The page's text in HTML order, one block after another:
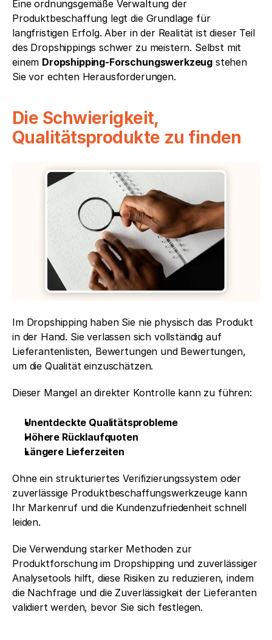
Eine ordnungsgemäße Verwaltung der
Produktbeschaffung legt die Grundlage für
langfristigen Erfolg. Aber in der Realität ist dieser Teil
des Dropshippings schwer zu meistern. Selbst mit
einem Dropshipping-Forschungswerkzeug stehen
Sie vor echten Herausforderungen.
Die Schwierigkeit,
Qualitätsprodukte zu finden
Im Dropshipping haben Sie nie physisch das Produkt
in der Hand. Sie verlassen sich vollständig auf
Lieferantenlisten, Bewertungen und Bewertungen,
um die Qualität einzuschätzen.
Dieser Mangel an direkter Kontrolle kann zu führen:
Unentdeckte Qualitätsprobleme
Höhere Rücklaufquoten
Längere Lieferzeiten
Ohne ein strukturiertes Verifizierungssystem oder
zuverlässige Produktbeschaffungswerkzeuge kann
Ihr Markenruf und die Kundenzufriedenheit schnell
leiden.
Die Verwendung starker Methoden zur
Produktforschung im Dropshipping und zuverlässiger
Analysetools hilft, diese Risiken zu reduzieren, indem
die Nachfrage und die Zuverlässigkeit der Lieferanten
validiert werden, bevor Sie sich festlegen.